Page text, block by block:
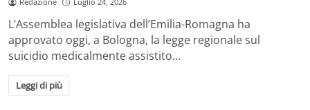
L’Assemblea legislativa dell’Emilia-Romagna ha
approvato oggi, a Bologna, la legge regionale sul
suicidio medicalmente assistito…
Leggi di più